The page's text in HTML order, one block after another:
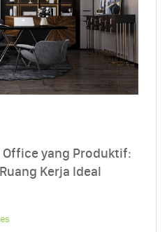
yang Produktif:
Kerja Ideal